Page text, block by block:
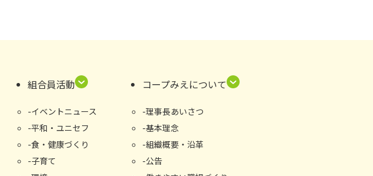
組合員活動
イベントニュース
平和・ユニセフ
食・健康づくり
子育て
コープみえについて
理事長あいさつ
基本理念
組織概要・沿⾰
公告